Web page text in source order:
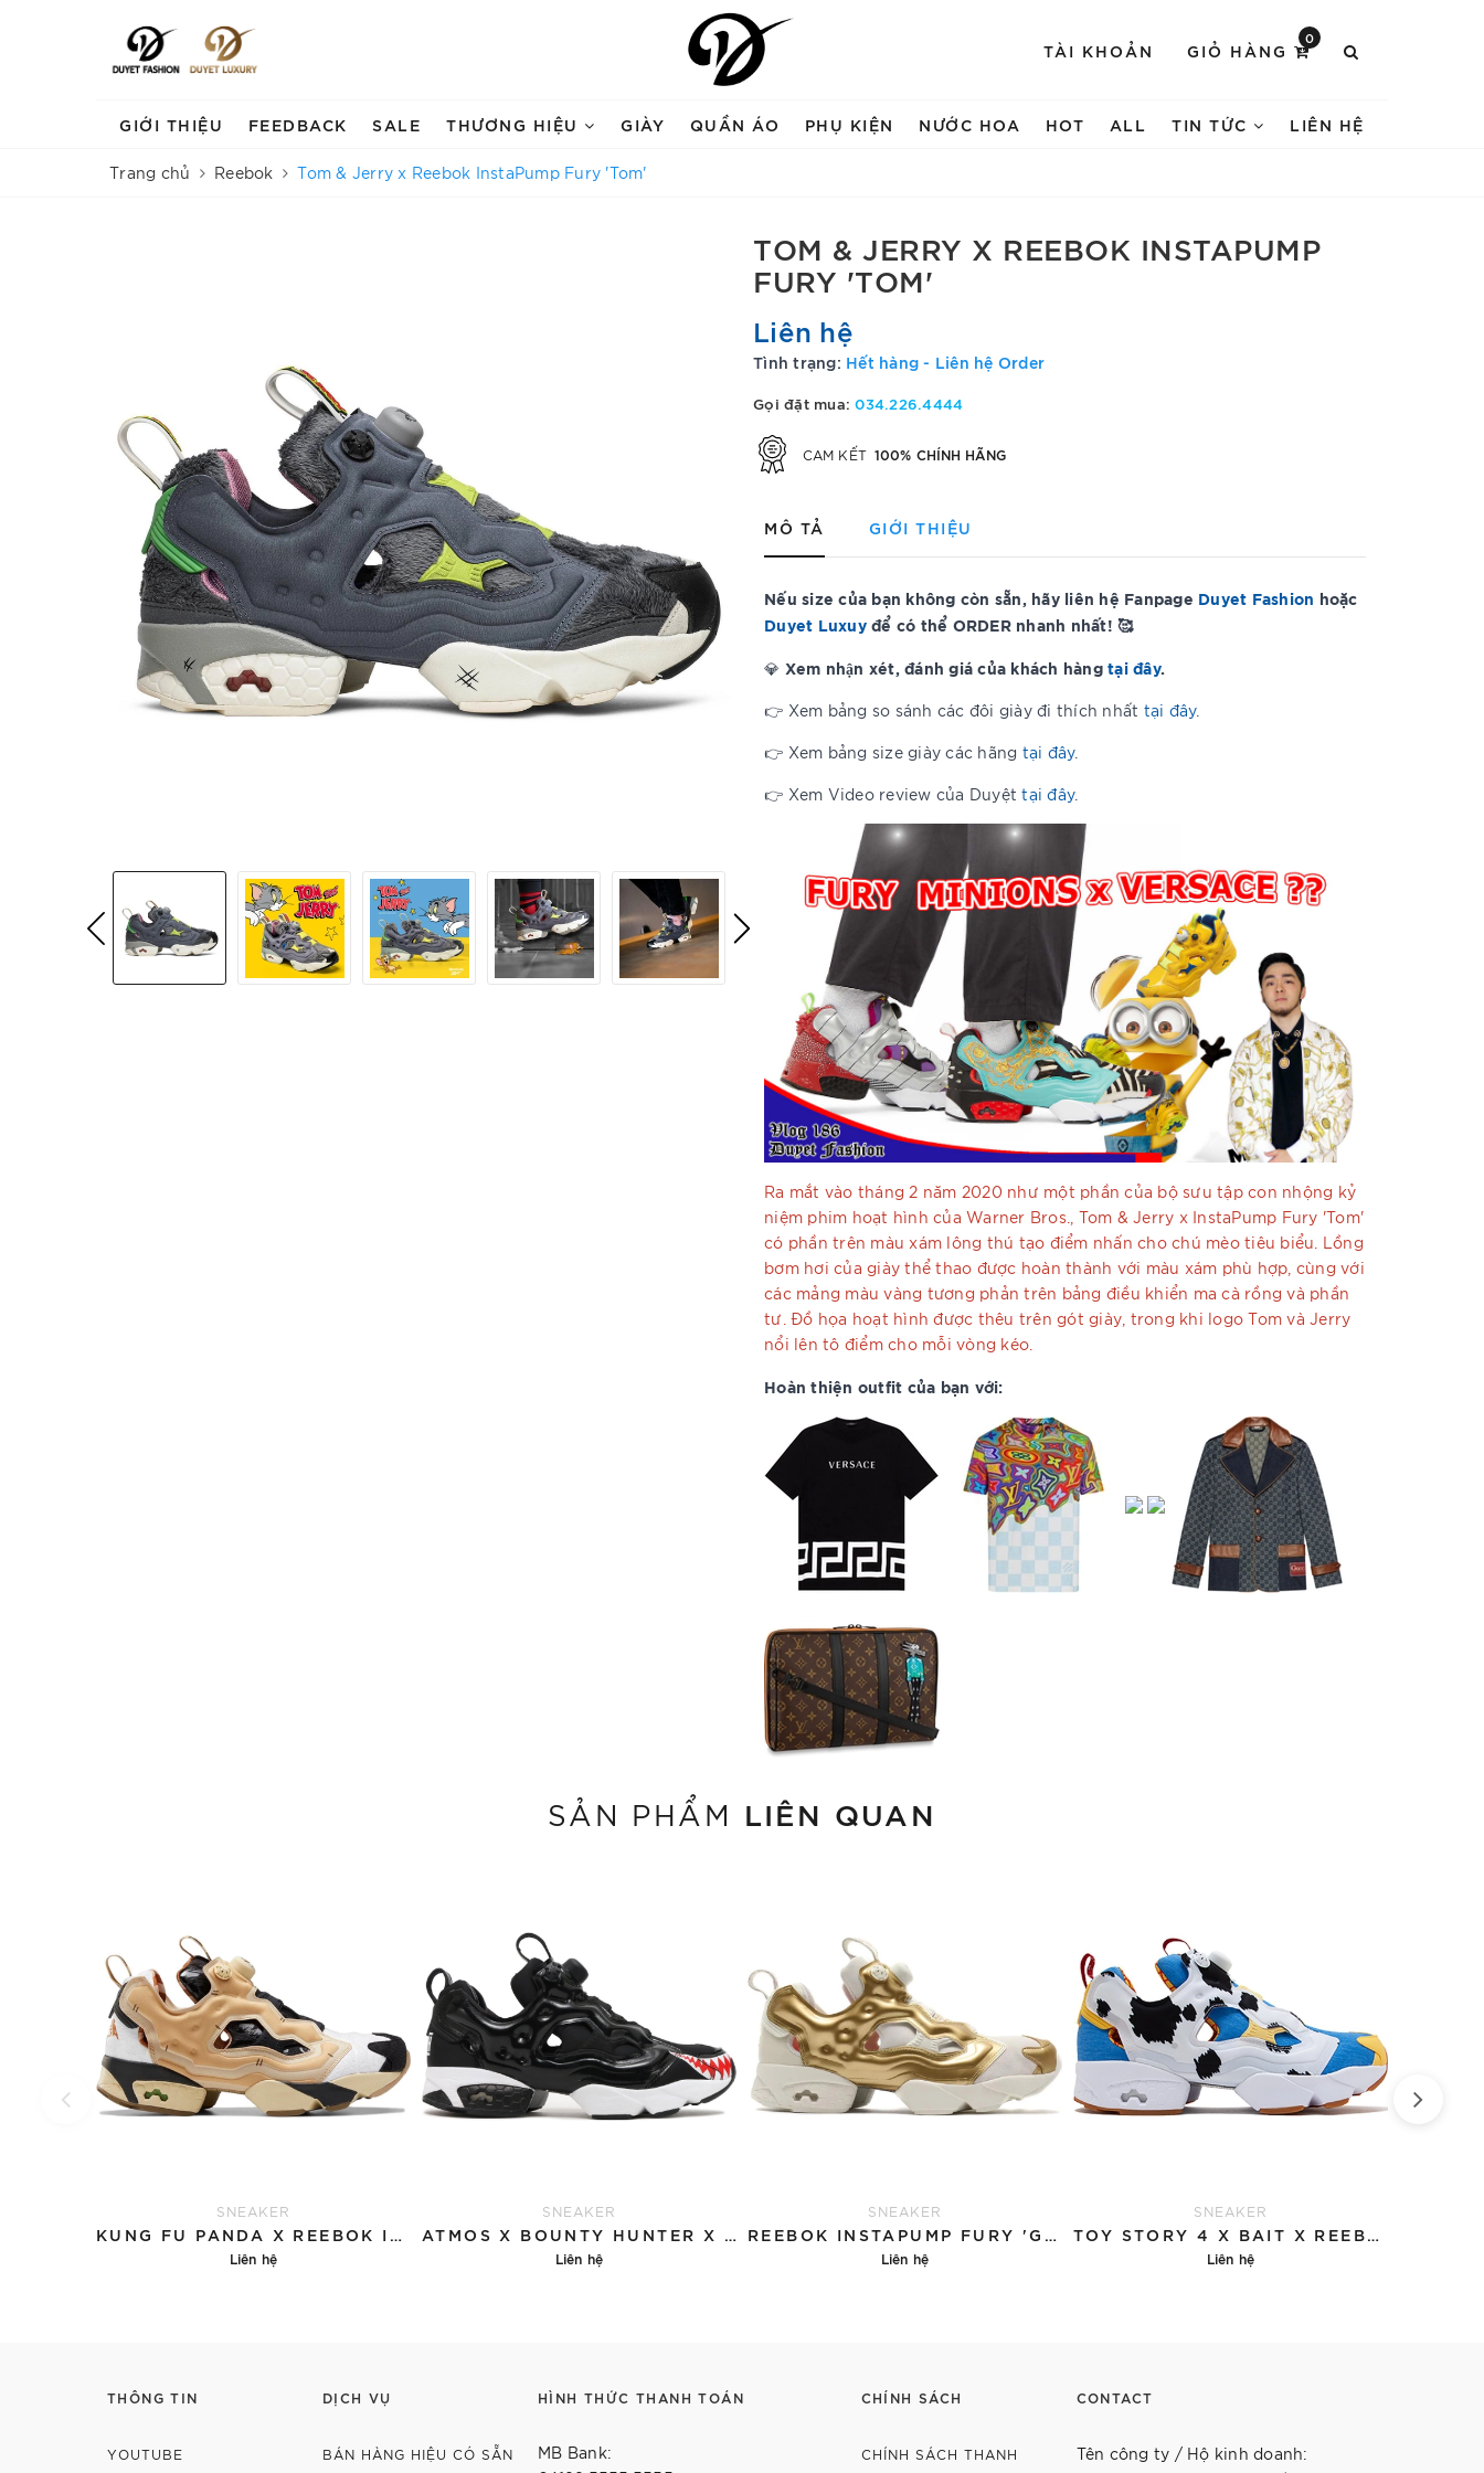
TÀI KHOẢN GIỎ HÀNG
0
GIỚI THIỆU FEEDBACK SALE THƯƠNG HIỆU GIÀY QUẦN ÁO PHỤ KIỆN NƯỚC HOA HOT ALL TIN TỨC LIÊN HỆ
Trang chủ Reebok Tom & Jerry x Reebok InstaPump Fury 'Tom'
TOM & JERRY X REEBOK INSTAPUMP
FURY 'TOM'
Liên hệ
Tình trạng: Hết hàng - Liên hệ Order
Gọi đặt mua:034.226.4444
CAM KẾT 100% CHÍNH HÃNG
MÔ TẢ GIỚI THIỆU
Nếu size của bạn không còn sẵn, hãy liên hệ Fanpage Duyet Fashion hoặc
Duyet Luxuyđể có thể ORDER nhanh nhất! 🥰
💎 Xem nhận xét, đánh giá của khách hàng tại đây.
👉 Xem bảng so sánh các đôi giày đi thích nhất tại đây.
👉 Xem bảng size giày các hãng tại đây.
👉 Xem Video review của Duyệttại đây.
Ra mắt vào tháng 2 năm 2020 như một phần của bộ sưu tập con nhộng kỷ
niệm phim hoạt hình của Warner Bros., Tom & Jerry x InstaPump Fury 'Tom'
có phần trên màu xám lông thú tạo điểm nhấn cho chú mèo tiêu biểu. Lồng
bơm hơi của giày thể thao được hoàn thành với màu xám phù hợp, cùng với
các mảng màu vàng tương phản trên bảng điều khiển ma cà rồng và phần
tư. Đồ họa hoạt hình được thêu trên gót giày, trong khi logo Tom và Jerry
nổi lên tô điểm cho mỗi vòng kéo.
Hoàn thiện outfit của bạn với:
SẢN PHẨM LIÊN QUAN
SNEAKER
Liên hệ
SNEAKER
Liên hệ
SNEAKER
Liên hệ
SNEAKER
Liên hệ
THÔNG TIN
YOUTUBE
DỊCH VỤ
BÁN HÀNG HIỆU CÓ SẴN
HÌNH THỨC THANH TOÁN
MB Bank:
CHÍNH SÁCH
CHÍNH SÁCH THANH
CONTACT
Tên công ty / Hộ kinh doanh: